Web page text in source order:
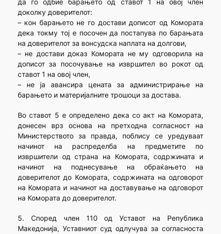
да го одбие барањето од ставот 1 на овој член
доколку доверителот:
– кон барањето не го достави дописот од Комората
дека токму тој е посочен да постапува по барањата
на доверителот за вонсудска наплата на долгови,
– не достави доказ Комората не му одговорила на
дописот за посочување на извршител во рокот од
ставот 1 на овој член,
– не ја авансира цената за администрирање на
барањето и материјалните трошоци за достава.
Во ставот 5 е определено дека со акт на Комората,
донесен врз основа на претходна согласност на
Министерството за правда, поблису се уредуваат
начинот на распределба на предметите по
извршители од страна на Комората, содржината и
начинот на поднесување на обраќањето на
доверителот до Комората, содржината на одговорот
на Комората и начинот на доставување на одговорот
на Комората до доверителот.
5. Според член 110 од Уставот на Република
Македонија, Уставниот суд одлучува за согласноста